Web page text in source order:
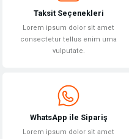
Taksit Seçenekleri
Lorem ipsum dolor sit amet
consectetur tellus enim urna
vulputate.
WhatsApp ile Sipariş
Lorem ipsum dolor sit amet